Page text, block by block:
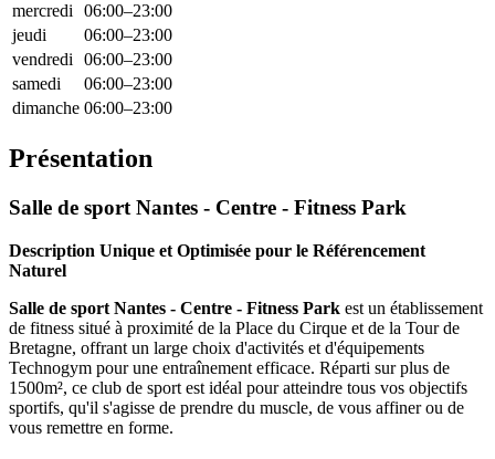
mercredi
06:00–23:00
jeudi
06:00–23:00
vendredi
06:00–23:00
samedi
06:00–23:00
dimanche 06:00–23:00
Présentation
Salle de sport Nantes - Centre - Fitness Park
Description Unique et Optimisée pour le Référencement
Naturel
Salle de sport Nantes - Centre - Fitness Park est un établissement
de fitness situé à proximité de la Place du Cirque et de la Tour de
Bretagne, offrant un large choix d'activités et d'équipements
Technogym pour une entraînement efficace. Réparti sur plus de
1500m², ce club de sport est idéal pour atteindre tous vos objectifs
sportifs, qu'il s'agisse de prendre du muscle, de vous affiner ou de
vous remettre en forme.